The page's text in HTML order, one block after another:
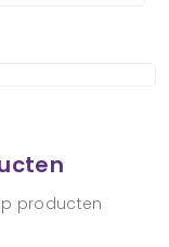
producten